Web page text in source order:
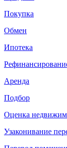
Покупка
Обмен
Ипотека
Аренда
Подбор
Оценка
Узаконивание